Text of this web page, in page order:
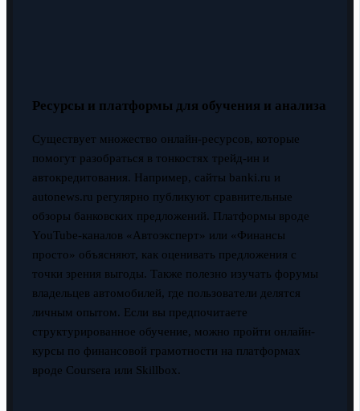
Ресурсы и платформы для обучения и анализа
Существует множество онлайн-ресурсов, которые
помогут разобраться в тонкостях трейд-ин и
автокредитования. Например, сайты banki.ru и
autonews.ru регулярно публикуют сравнительные
обзоры банковских предложений. Платформы вроде
YouTube-каналов «Автоэксперт» или «Финансы
просто» объясняют, как оценивать предложения с
точки зрения выгоды. Также полезно изучать форумы
владельцев автомобилей, где пользователи делятся
личным опытом. Если вы предпочитаете
структурированное обучение, можно пройти онлайн-
курсы по финансовой грамотности на платформах
вроде Coursera или Skillbox.